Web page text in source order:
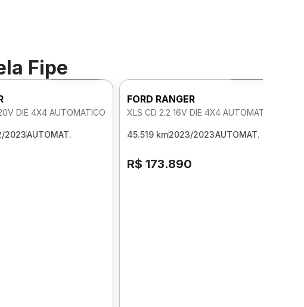
FipeFoto 360º
DIE 4X4 AUTOMATICO
2023AUTOMAT.
FORD RANGER
XLS CD 2.2 16V DIE 4X4 AUTOMATICO
45.519 km2023/2023AUTOMAT.
R$ 173.890